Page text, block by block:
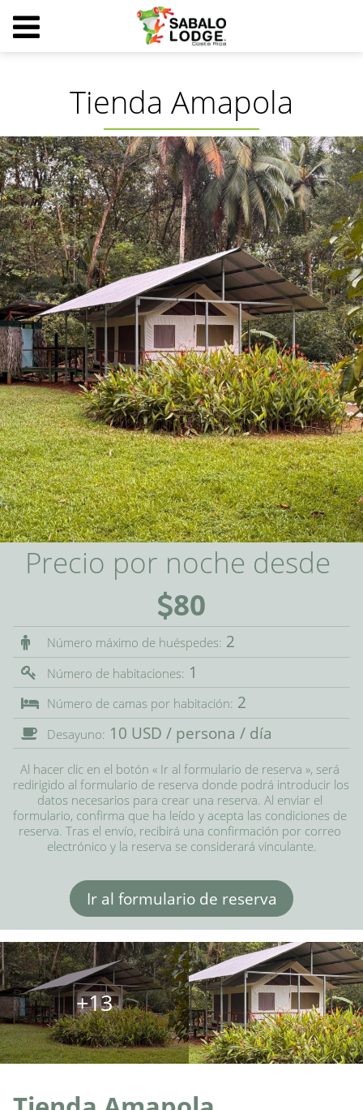
Tienda Amapola
Precio por noche desde
80
Número máximo de huéspedes: 2
Número de habitaciones: 1
Número de camas por habitación: 2
Desayuno: 10 USD / persona / día
Al hacer clic en el botón « Ir al formulario de reserva », será
redirigido al formulario de reserva donde podrá introducir los
datos necesarios para crear una reserva. Al enviar el
formulario, confirma que ha leído y acepta las condiciones de
reserva. Tras el envío, recibirá una confirmación por correo
electrónico y la reserva se considerará vinculante.
Ir al formulario de reserva
+13